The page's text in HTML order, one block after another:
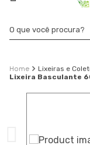
Lixeiras e
Lixeira Basculante